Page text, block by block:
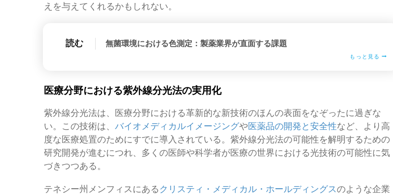
えを与えてくれるかもしれない。
読む 無菌環境における色測定：製薬業界が直面する課題
もっと見る
医療分野における紫外線分光法の実用化
紫外線分光法は、医療分野における革新的な新技術のほんの表面をなぞったに過ぎな
い。この技術は、 バイオメディカルイメージングや医薬品の開発と安全性など、より高
度な医療処置のためにすでに導入されている。紫外線分光法の可能性を解明するための
研究開発が進むにつれ、多くの医師や科学者が医療の世界における光技術の可能性に気
づきつつある。
テネシー州メンフィスにあるクリスティ・メディカル・ホールディングスのような企業